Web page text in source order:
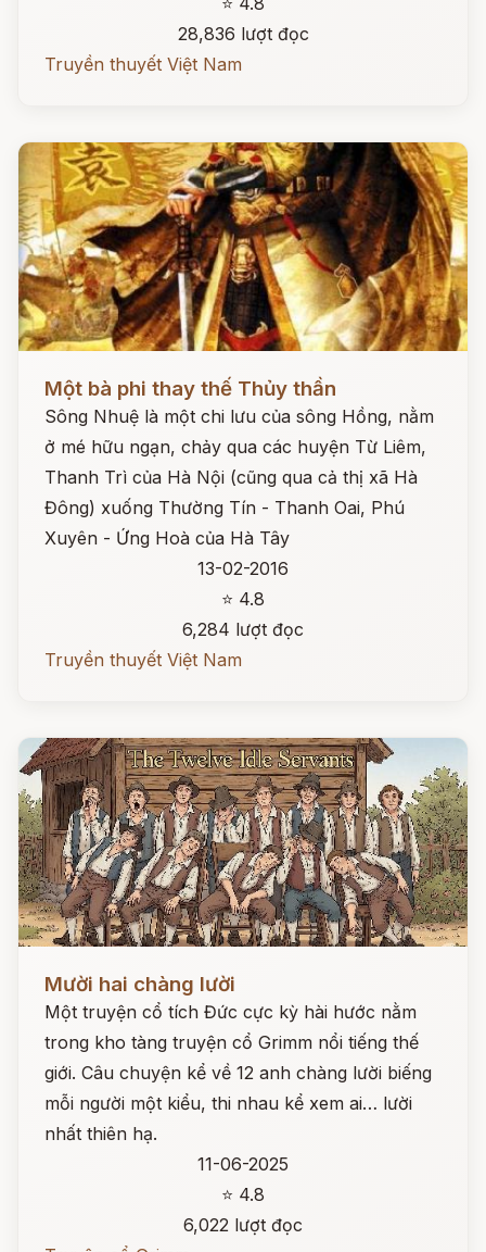
28,836 lượt đọc
Truyền thuyết Việt Nam
Một bà phi thay thế Thủy thần
Sông Nhuệ là một chi lưu của sông Hồng, nằm
ở mé hữu ngạn, chảy qua các huyện Từ Liêm,
Thanh Trì của Hà Nội (cũng qua cả thị xã Hà
Đông) xuống Thường Tín - Thanh Oai, Phú
Xuyên - Ứng Hoà của Hà Tây
13-02-2016
⭐ 4.8
6,284 lượt đọc
Truyền thuyết Việt Nam
Mười hai chàng lười
Một truyện cổ tích Đức cực kỳ hài hước nằm
trong kho tàng truyện cổ Grimm nổi tiếng thế
giới. Câu chuyện kể về 12 anh chàng lười biếng
mỗi người một kiểu, thi nhau kể xem ai… lười
nhất thiên hạ.
11-06-2025
⭐ 4.8
6,022 lượt đọc